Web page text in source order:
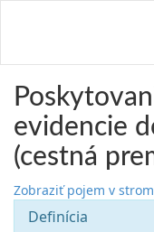
evidencie
(cestná
Zobraziť pojem v
Definícia